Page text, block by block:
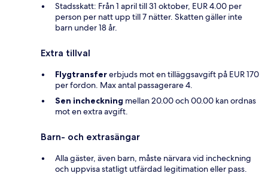
Stadsskatt: Från 1 april till 31 oktober, EUR 4.00 per
person per natt upp till 7 nätter. Skatten gäller inte
barn under 18 år.
Extra tillval
Flygtransfererbjuds mot en tilläggsavgift på EUR 170
per fordon. Max antal passagerare 4.
Sen incheckning mellan 20.00 och 00.00 kan ordnas
mot en extra avgift.
Barn- och extrasängar
Alla gäster, även barn, måste närvara vid incheckning
och uppvisa statligt utfärdad legitimation eller pass.